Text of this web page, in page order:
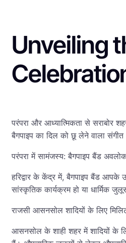
Unveiling
परंपरा और आध्यात्मिकता से सराबोर
बैगपाइप का दिल को छू लेने वाला
परंपरा में सामंजस्य: बैगपाइप बैंड
हरिद्वार के केंद्र में, बैगपाइप बैंड आपके
सांस्कृतिक कार्यक्रम हो या धार्मिक
राजसी आसनसोल शादियों के लिए
आसनसोल के शाही शहर में शादियों के